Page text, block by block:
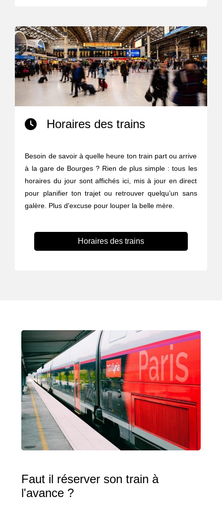
Horaires des trains
Besoin de savoir à quelle heure ton train part ou arrive
à la gare de Bourges ? Rien de plus simple : tous les
horaires du jour sont affichés ici, mis à jour en direct
pour planifier ton trajet ou retrouver quelqu’un sans
galère. Plus d'excuse pour louper la belle mère.
Horaires des trains
Faut il réserver son train à
l'avance ?